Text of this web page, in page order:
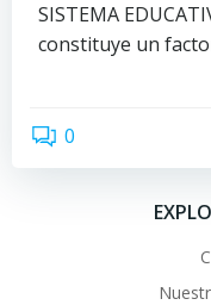
SISTEMA
constituye un
0